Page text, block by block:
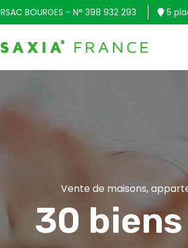
RSAC BOURGES - N° 398 932 293 5
Vente de maisons,
30